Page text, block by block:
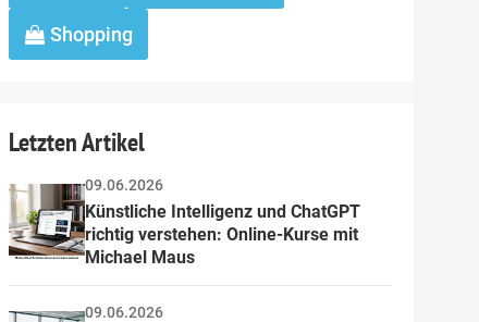
Shopping
Letzten Artikel
09.06.2026
Künstliche Intelligenz und ChatGPT
richtig verstehen: Online-Kurse mit
Michael Maus
09.06.2026